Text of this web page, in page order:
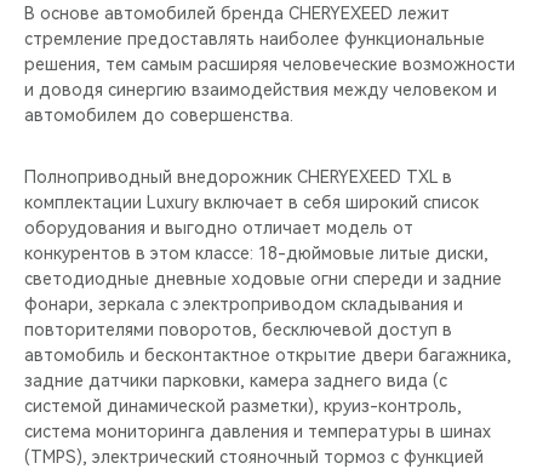
НОВИНКИ
CHERY REMOTE
НАШИ МЕРОПРИЯТИЯ
ВИДЕООБЗОРЫ
CHERY ДЛЯ ДЕТЕЙ
В основе автомобилей бренда CHERYEXEED лежит
стремление предоставлять наиболее функциональные
решения, тем самым расширяя человеческие возможности
и доводя синергию взаимодействия между человеком и
автомобилем до совершенства.
Полноприводный внедорожник CHERYEXEED TXL в
комплектации Luxury включает в себя широкий список
оборудования и выгодно отличает модель от
конкурентов в этом классе: 18-дюймовые литые диски,
светодиодные дневные ходовые огни спереди и задние
фонари, зеркала с электроприводом складывания и
повторителями поворотов, бесключевой доступ в
автомобиль и бесконтактное открытие двери багажника,
задние датчики парковки, камера заднего вида (с
системой динамической разметки), круиз-контроль,
система мониторинга давления и температуры в шинах
(TMPS), электрический стояночный тормоз с функцией